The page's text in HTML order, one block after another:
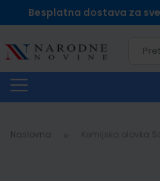
Besplatna dostava za
Naslovna